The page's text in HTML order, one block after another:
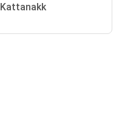
Kattanakk